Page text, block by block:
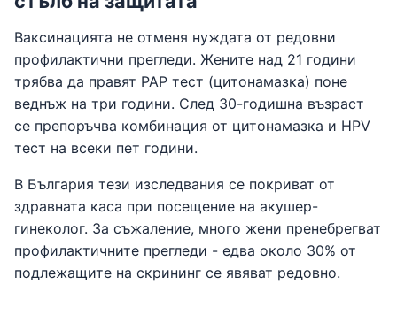
Ваксинацията не отменя нуждата от редовни
профилактични прегледи. Жените над 21 години
трябва да правят PAP тест (цитонамазка) поне
веднъж на три години. След 30-годишна възраст
се препоръчва комбинация от цитонамазка и HPV
тест на всеки пет години.
В България тези изследвания се покриват от
здравната каса при посещение на акушер-
гинеколог. За съжаление, много жени пренебрегват
профилактичните прегледи - едва около 30% от
подлежащите на скрининг се явяват редовно.